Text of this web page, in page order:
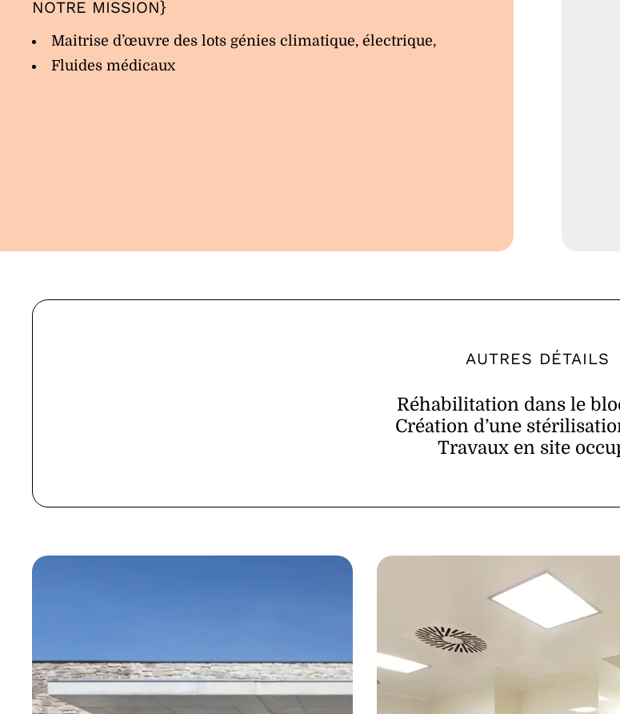
NOTRE MISSION }
Maitrise d’œuvre des lots génies climatique, électrique,
Fluides médicaux
AUTRES DÉTAILS
Réhabilitation dans le
Création d’une
Travaux en site